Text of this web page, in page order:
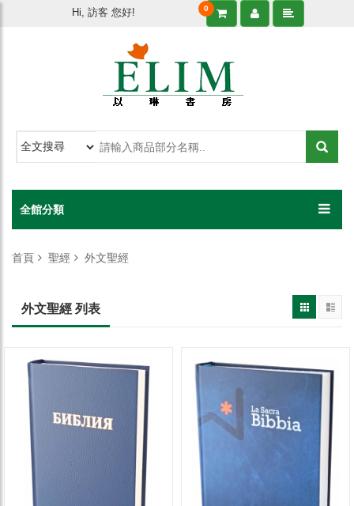
Hi, 訪客 您好! 0
全館分類
首頁 聖經 外文聖經
外文聖經 列表